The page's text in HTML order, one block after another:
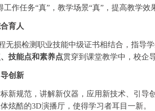
工作任务“真”，教学场景“真”，提高教学效
育人
无损检测职业技能中级证书相结合，指导
技能点和素养点贯穿到课堂教学中，校企
创新
新规范，讲解新仪器，应用新技术、引导
炫酷的3D演播厅，使得学习者耳目一新。